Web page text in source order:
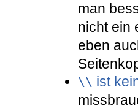
man
nicht ein
eben
\\ ist